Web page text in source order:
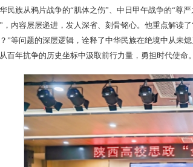
民族从鸦片战争的“肌体之伤”、中日甲午战争的“尊
，内容层层递进，发人深省、刻骨铭心。他重点解读
”等问题的深层逻辑，诠释了中华民族在绝境中从未
百年抗争的历史坐标中汲取前行力量，勇担时代使命。